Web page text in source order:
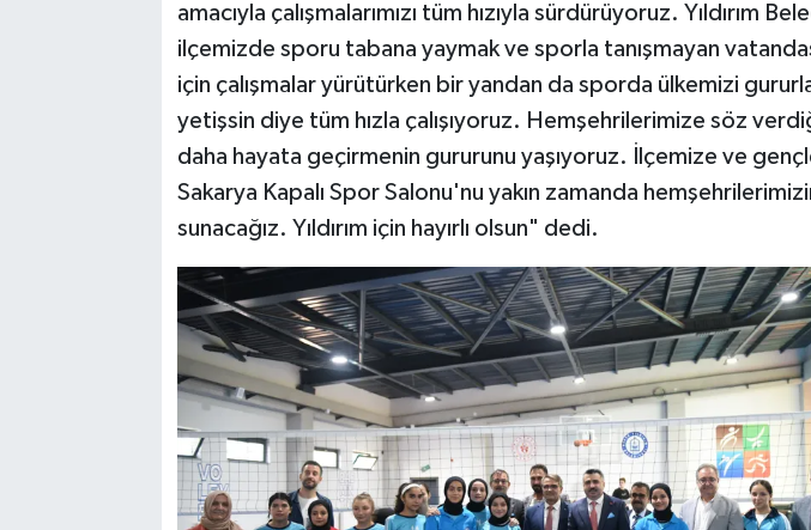
amacıyla çalışmalarımızı tüm hızıyla sürdürüyoruz. Yıldırım
ilçemizde sporu tabana yaymak ve sporla tanışmayan
için çalışmalar yürütürken bir yandan da sporda ülkemizi
yetişsin diye tüm hızla çalışıyoruz. Hemşehrilerimize söz
daha hayata geçirmenin gururunu yaşıyoruz. İlçemize ve
Sakarya Kapalı Spor Salonu'nu yakın zamanda
sunacağız. Yıldırım için hayırlı olsun" dedi.